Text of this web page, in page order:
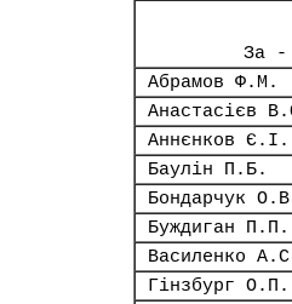
За -
Абрамов Ф.М.
Анастасієв
Аннєнков Є.І.
Баулін П.Б.
Бондарчук
Буждиган П.П.
Василенко
Гінзбург О.П.